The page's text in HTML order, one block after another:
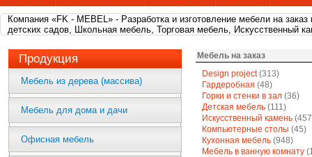
Компания «FK - MEBEL» - Разработка и изготовление мебели на
детских садов, Школьная мебель, Торговая мебель, Искусственный
Продукция
Мебель из дерева (массива)
Мебель для дома и дачи
Офисная мебель
Мебель на заказ
Design project(313)
Гардеробная (48)
Горки и стенки в зал (36)
Детская мебель (111)
Искусственный камень
Компьютерные столы (45)
Кухонная мебель (948)
Мебель в ванную комнату